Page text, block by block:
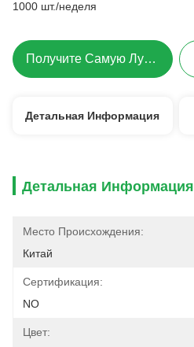
1000 шт./неделя
Получите Самую Лучшую Цену
Детальная Информация
Детальная Информация
Место Происхождения:
Китай
Сертификация:
NO
Цвет: